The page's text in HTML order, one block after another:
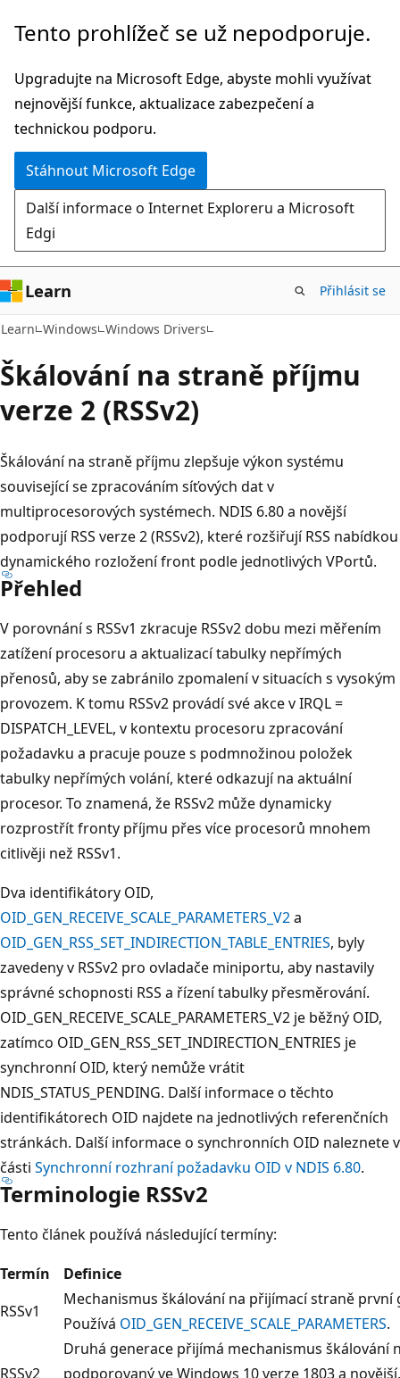
Přeskočit
hlavní
obsah
Tento prohlížeč se už nepodporuje.
Upgradujte na Microsoft Edge, abyste mohli využívat
nejnovější funkce, aktualizace zabezpečení a
technickou podporu.
Stáhnout Microsoft Edge
Další informace o Internet Exploreru a Microsoft
Edgi
Learn Přihlásit se
Learn Windows Windows Drivers
Škálování na straně příjmu
verze 2 (RSSv2)
Škálování na straně příjmu zlepšuje výkon systému
související se zpracováním síťových dat v
multiprocesorových systémech. NDIS 6.80 a novější
podporují RSS verze 2 (RSSv2), které rozšiřují RSS nabídkou
dynamického rozložení front podle jednotlivých VPortů.
Přehled
V porovnání s RSSv1 zkracuje RSSv2 dobu mezi měřením
zatížení procesoru a aktualizací tabulky nepřímých
přenosů, aby se zabránilo zpomalení v situacích s vysokým
provozem. K tomu RSSv2 provádí své akce v IRQL =
DISPATCH_LEVEL, v kontextu procesoru zpracování
požadavku a pracuje pouze s podmnožinou položek
tabulky nepřímých volání, které odkazují na aktuální
procesor. To znamená, že RSSv2 může dynamicky
rozprostřít fronty příjmu přes více procesorů mnohem
citlivěji než RSSv1.
Dva identifikátory OID,
OID_GEN_RECEIVE_SCALE_PARAMETERS_V2a
OID_GEN_RSS_SET_INDIRECTION_TABLE_ENTRIES, byly
zavedeny v RSSv2 pro ovladače miniportu, aby nastavily
správné schopnosti RSS a řízení tabulky přesměrování.
OID_GEN_RECEIVE_SCALE_PARAMETERS_V2 je běžný OID,
zatímco OID_GEN_RSS_SET_INDIRECTION_ENTRIES je
synchronní OID, který nemůže vrátit
NDIS_STATUS_PENDING. Další informace o těchto
identifikátorech OID najdete na jednotlivých referenčních
stránkách. Další informace o synchronních OID naleznete v
části Synchronní rozhraní požadavku OID v NDIS 6.80.
Terminologie RSSv2
Tento článek používá následující termíny:
Termín
Definice
RSSv1
Mechanismus škálování na přijímací straně první
Používá OID_GEN_RECEIVE_SCALE_PARAMETERS.
RSSv2
Druhá generace přijímá mechanismus škálování
podporovaný ve Windows 10 verze 1803 a